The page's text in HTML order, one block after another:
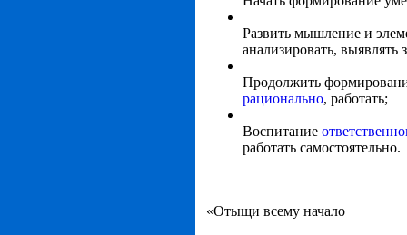
Развить мышление и
анализировать, выявлять
Продолжить
рационально, работать;
Воспитание
работать самостоятельно.
«Отыщи всему начало